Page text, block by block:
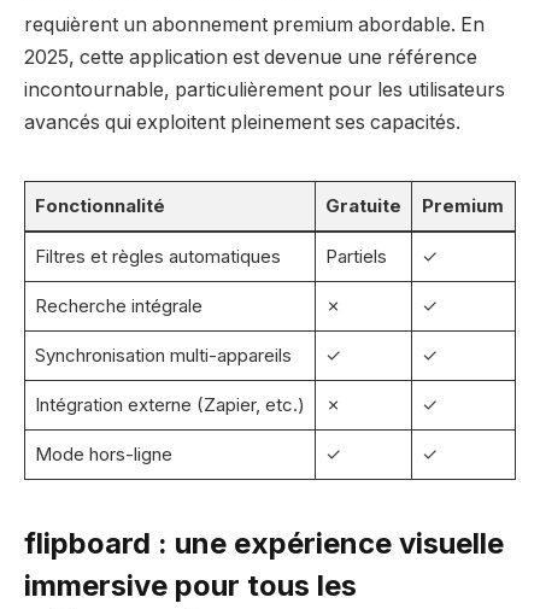
requièrent un abonnement premium abordable. En
2025, cette application est devenue une référence
incontournable, particulièrement pour les utilisateurs
avancés qui exploitent pleinement ses capacités.
Fonctionnalité Gratuite Premium
Filtres et règles automatiques Partiels ✓
Recherche intégrale ✗ ✓
Synchronisation multi-appareils ✓ ✓
Intégration externe (Zapier, etc.) ✗ ✓
Mode hors-ligne ✓ ✓
flipboard : une expérience visuelle
immersive pour tous les